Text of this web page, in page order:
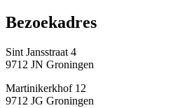
Bezoekadres
Sint Jansstraat 4
9712 JN Groningen
Martinikerkhof 12
9712 JG Groningen